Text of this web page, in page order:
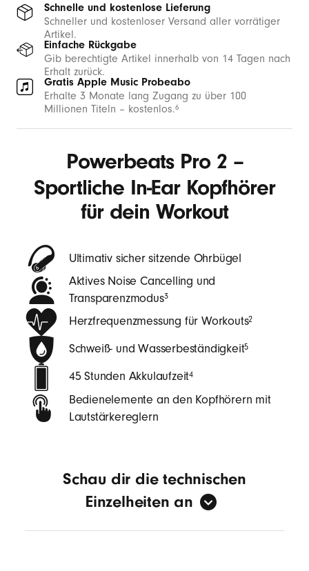
Schnelle und kostenlose Lieferung
Schneller und kostenloser Versand aller vorrätiger
Artikel.
Einfache Rückgabe
Gib berechtigte Artikel innerhalb von 14 Tagen nach
Erhalt zurück.
Gratis Apple Music Probeabo
Erhalte 3 Monate lang Zugang zu über 100
Millionen Titeln – kostenlos.6
Powerbeats Pro 2 –
Sportliche In-Ear Kopfhörer
für dein Workout
Ultimativ sicher sitzende Ohrbügel
Aktives Noise Cancelling und
Transparenzmodus3
Herzfrequenzmessung für Workouts2
Schweiß- und Wasserbeständigkeit5
45 Stunden Akkulaufzeit4
Bedienelemente an den Kopfhörern mit
Lautstärkereglern
Schau dir die technischen
Einzelheiten an